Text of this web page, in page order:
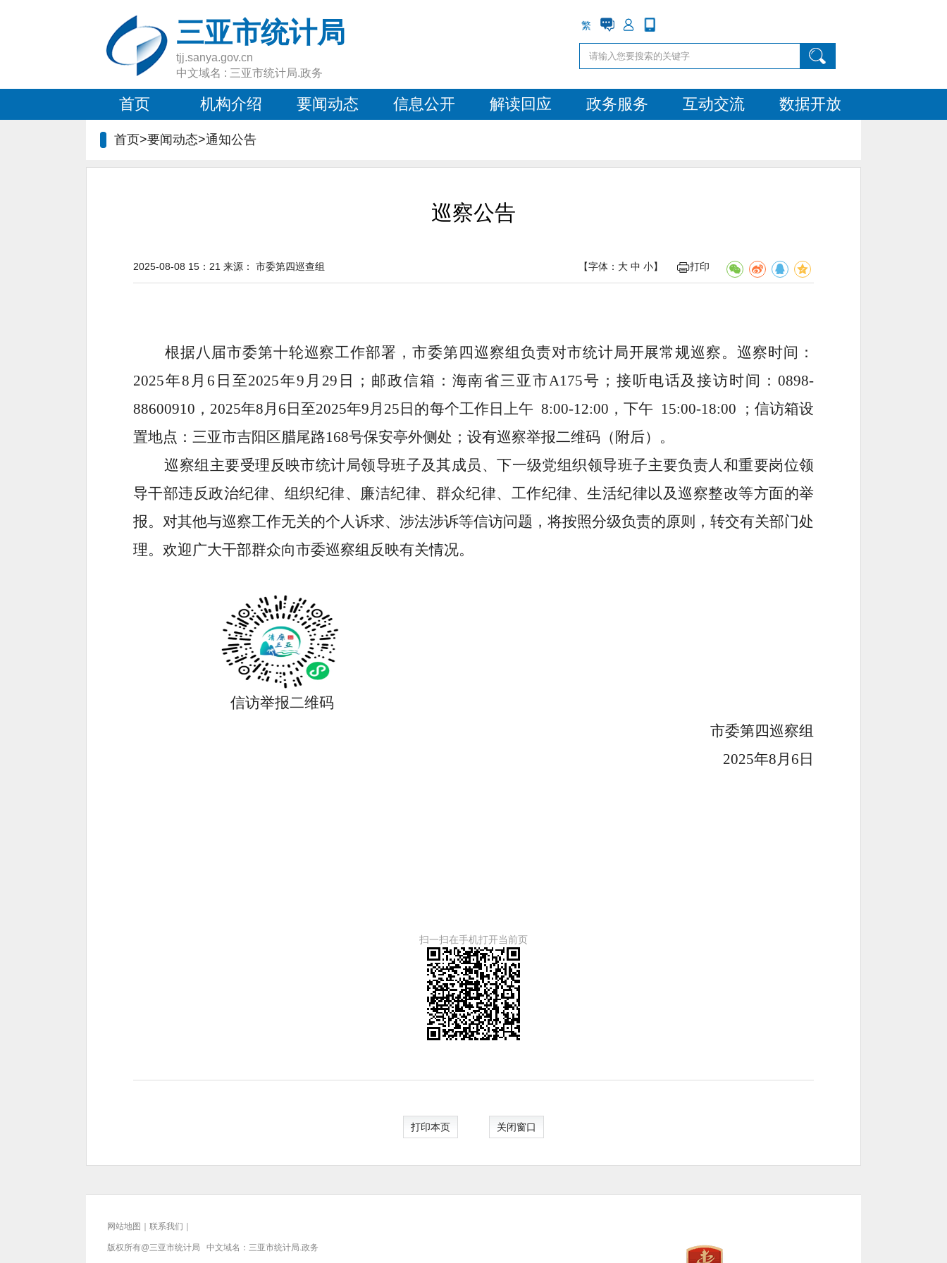
三亚市统计局
tjj.sanya.gov.cn
中文域名 : 三亚市统计局.政务
繁
首页 机构介绍 要闻动态 信息公开 解读回应 政务服务 互动交流 数据开放
首页>要闻动态>通知公告
巡察公告
【字体： 大 中 小】 打印
2025-08-08 15：21 来源： 市委第四巡查组
根据八届市委第十轮巡察工作部署，市委第四巡察组负责对市统计局开展常规巡察。巡察时间：
2025年8 月 6 日至2025年9 月 29 日；邮政信箱：海南省三亚市A175号；接听电话及接访时间：0898-
88600910 ， 2025年8月 6 日至2025年9月 25 日的每个工作日上午 8:00-12:00 ，下午 15:00-18:00
；信访箱设
置地点：三亚市吉阳区腊尾路168号保安亭外侧处；设有巡察举报二维码（附后）。
巡察组主要受理反映市统计局领导班子及其成员、下一级党组织领导班子主要负责人和重要岗位领
导干部违反政治纪律、组织纪律、廉洁纪律、群众纪律、工作纪律、生活纪律以及巡察整改等方面的举
报。 对其他与巡察工作无关的个人诉求、涉法涉诉等信访问题，将按照分级负责的原则，转交有关部门处
理。 欢迎广大干部群众向市委巡察组反映有关情况。
信访举报二维码
市委第四巡察组
2025年8月 6 日
扫一扫在手机打开当前页
打印本页 关闭窗口
网站地图 联系我们
版权所有@三亚市统计局 中文域名：三亚市统计局.政务